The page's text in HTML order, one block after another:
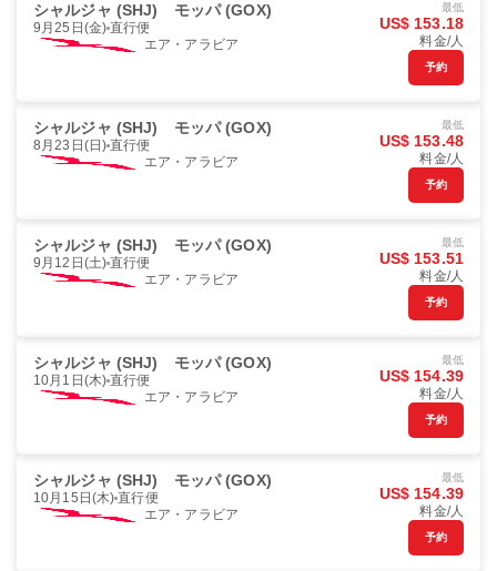
シャルジャ (SHJ) モッパ (GOX)
9月25日(金) 直行便
エア・アラビア
最低
US$ 153.18
料金/人
予約
シャルジャ (SHJ) モッパ (GOX)
8月23日(日) 直行便
エア・アラビア
最低
US$ 153.48
料金/人
予約
シャルジャ (SHJ) モッパ (GOX)
9月12日(土) 直行便
エア・アラビア
最低
US$ 153.51
料金/人
予約
シャルジャ (SHJ) モッパ (GOX)
10月1日(木) 直行便
エア・アラビア
最低
US$ 154.39
料金/人
予約
シャルジャ (SHJ) モッパ (GOX)
10月15日(木) 直行便
エア・アラビア
最低
US$ 154.39
料金/人
予約